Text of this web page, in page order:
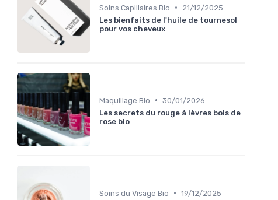
Soins Capillaires Bio •
21/12/2025
Les bienfaits de l'huile de tournesol
pour vos cheveux
Maquillage Bio • 30/01/2026
Les secrets du rouge à lèvres bois de
rose bio
Soins du Visage Bio • 19/12/2025